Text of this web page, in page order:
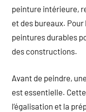
peinture intérieure,
et des bureaux.
peintures durables
des constructions.
Avant de peindre,
est essentielle.
l’égalisation et la